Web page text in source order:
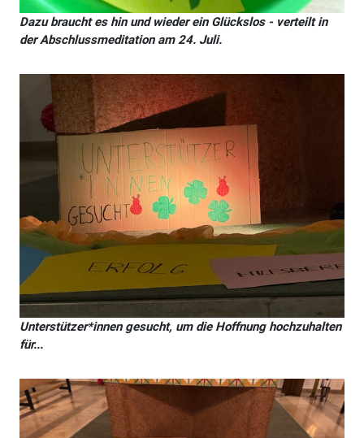
Dazu braucht es hin und wieder ein Glückslos - verteilt in
der Abschlussmeditation am 24. Juli.
Unterstützer*innen gesucht, um die Hoffnung hochzuhalten
für...